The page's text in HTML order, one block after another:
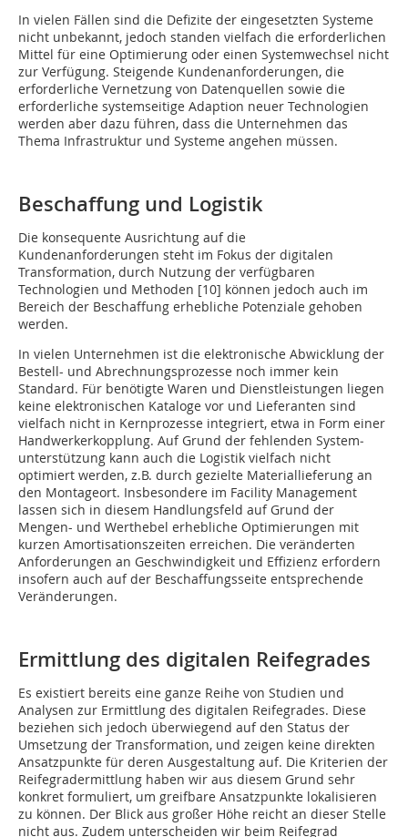
In vielen Fällen sind die Defizite der eingesetzten Systeme
nicht unbekannt, jedoch standen vielfach die erforderlichen
Mittel für eine Optimierung oder einen Systemwechsel nicht
zur Verfügung. Steigende Kundenanforderungen, die
erforderliche Vernetzung von Datenquellen sowie die
erforderliche systemseitige Adaption neuer Technologien
werden aber dazu führen, dass die Unternehmen das
Thema Infrastruktur und Systeme angehen müssen.
Beschaffung und Logistik
Die konsequente Ausrichtung auf die
Kundenanforderungen steht im Fokus der digitalen
Transformation, durch Nutzung der verfügbaren
Technologien und Methoden [10] können jedoch auch im
Bereich der Beschaffung erhebliche Potenziale gehoben
werden.
In vielen Unternehmen ist die elektro­nische Abwicklung der
Bestell- und Abrechnungsprozesse noch immer kein
Standard. Für benötigte Waren und Dienstleistungen liegen
keine elektronischen Kataloge vor und Lieferanten sind
vielfach nicht in Kernprozesse integriert, etwa in Form einer
Handwerkerkopplung. Auf Grund der fehlenden System­
unterstützung kann auch die Logistik vielfach nicht
optimiert werden, z.B. durch gezielte Materiallieferung an
den Montageort. Insbesondere im Facility Management
lassen sich in diesem Handlungsfeld auf Grund der
Mengen- und Werthebel erhebliche Optimie­rungen mit
kurzen Amortisationszeiten erreichen. Die veränderten
Anforderungen an Geschwindigkeit und Effizienz erfordern
insofern auch auf der Beschaffungsseite entsprechende
Veränderungen.
Ermittlung des digitalen Reifegrades
Es existiert bereits eine ganze Reihe von Studien und
Analysen zur Ermittlung des digitalen Reifegrades. Diese
beziehen sich jedoch überwiegend auf den Status der
Umsetzung der Transforma­tion, und zeigen keine direkten
Ansatzpunkte für deren Ausgestaltung auf. Die Kriterien der
Reifegradermittlung haben wir aus diesem Grund sehr
konkret ­formuliert, um greifbare Ansatzpunkte lokalisieren
zu können. Der Blick aus großer Höhe reicht an dieser Stelle
nicht aus. Zudem unterscheiden wir beim Reifegrad